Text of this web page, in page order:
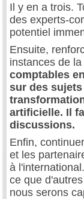
Il y en a trois.
des experts-
potentiel
Ensuite,
instances de
comptables
sur des
artificielle. Il
discussions.
Enfin,
et les
à
ce que
nous serons